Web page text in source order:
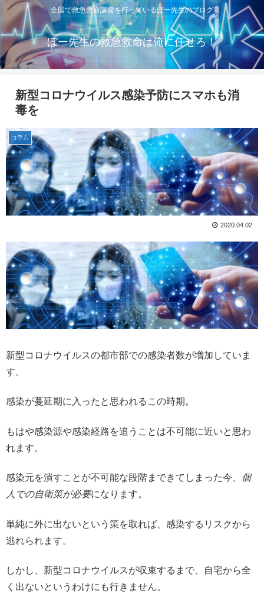
全国で救急救命講習を行っているぼー先生のブログ
ぼー先生の救急救命は俺に任せろ！
新型コロナウイルス感染予防にスマホも消
毒を
コラム
2020.04.02
新型コロナウイルスの都市部での感染者数が増加していま
す。
感染が蔓延期に入ったと思われるこの時期。
もはや感染源や感染経路を追うことは不可能に近いと思わ
れます。
感染元を潰すことが不可能な段階まできてしまった今、 個
人での自衛策が必要になります。
単純に外に出ないという策を取れば、感染するリスクから
逃れられます。
しかし、新型コロナウイルスが収束するまで、自宅から全
く出ないというわけにも行きません。